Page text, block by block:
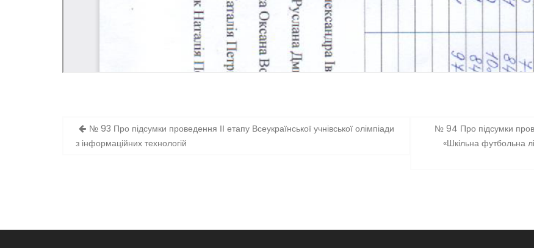
Навігація
записів
№ 93 Про підсумки проведення ІІ етапу Всеукраїнської учнівської олімпіади
з інформаційних технологій
№ 94 Про підсумки
«Шкільна футбольна